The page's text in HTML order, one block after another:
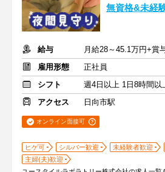
無資格&未経
給与
雇用形態
正社員
シフト
週4日以上 1日8時間以
アクセス
日向市駅
オンライン面接可
ヒゲ可 シルバー歓迎 未経験者歓迎
主婦(夫)歓迎